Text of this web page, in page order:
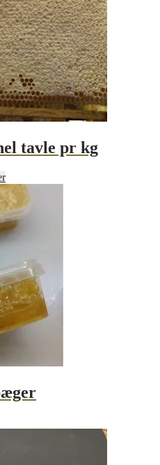
tavle pr kg
Dette
vare
har
flere
varianter.
Mulighederne
vælges
på
varesiden